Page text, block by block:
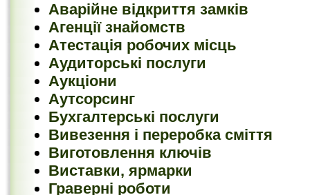
Аварійне відкриття замків
Агенції знайомств
Атестація робочих місць
Аудиторські послуги
Аукціони
Аутсорсинг
Бухгалтерські послуги
Вивезення і переробка сміття
Виготовлення ключів
Виставки, ярмарки
Граверні роботи